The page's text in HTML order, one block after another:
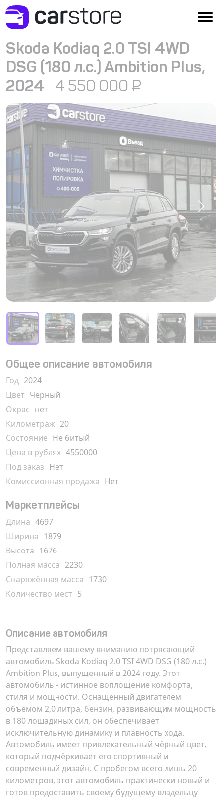
Skoda Kodiaq 2.0 TSI 4WD
DSG (180 л.с.) Ambition Plus,
2024
4 550 000 ₽
Общее описание автомобиля
Год 2024
Цвет Чёрный
Окрас нет
Километраж 20
Состояние Не битый
Цена в рублях 4550000
Под заказ Нет
Комиссионная продажа Нет
Маркетплейсы
Длина 4697
Ширина 1879
Высота 1676
Полная масса 2230
Снаряжённая масса 1730
Количество мест 5
Описание автомобиля
Представляем вашему вниманию потрясающий
автомобиль Skoda Kodiaq 2.0 TSI 4WD DSG (180 л.с.)
Ambition Plus, выпущенный в 2024 году. Этот
автомобиль - истинное воплощение комфорта,
стиля и мощности. Оснащённый двигателем
объёмом 2,0 литра, бензин, развивающим мощность
в 180 лошадиных сил, он обеспечивает
исключительную динамику и плавность хода.
Автомобиль имеет привлекательный чёрный цвет,
который подчёркивает его спортивный и
современный дизайн. С пробегом всего лишь 20
километров, этот автомобиль практически новый и
готов предоставить своему будущему владельцу